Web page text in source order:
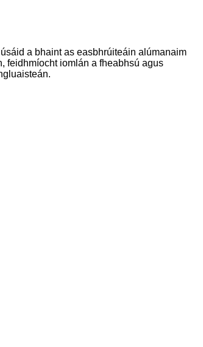
a bhaint as easbhrúiteáin alúmanaim
feidhmíocht iomlán a fheabhsú agus